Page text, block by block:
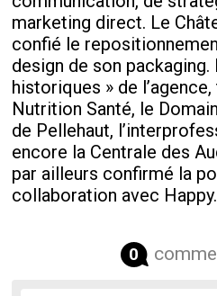
marketing direct. Le
confié le
design de son packaging.
historiques » de
Nutrition Santé, le
de Pellehaut,
encore la Centrale des
par ailleurs confirmé la
collaboration avec Happy.
0